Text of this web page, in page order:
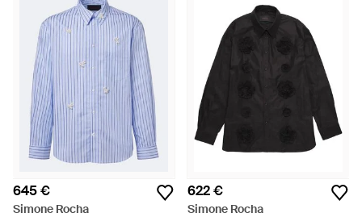
645 €
Simone Rocha
622 €
Simone Rocha